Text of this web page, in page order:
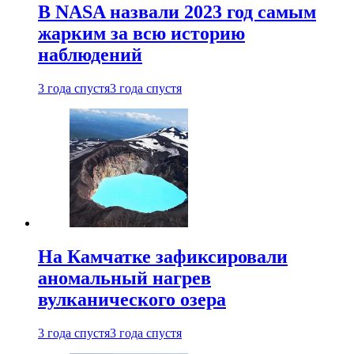
В NASA назвали 2023 год самым
жарким за всю историю
наблюдений
3 года спустя3 года спустя
На Камчатке зафиксировали
аномальный нагрев
вулканического озера
3 года спустя3 года спустя